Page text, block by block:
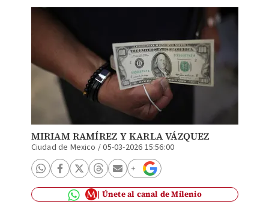
MIRIAM RAMÍREZ YKARLA VÁZQUEZ
Ciudad de Mexico /05-03-2026 15:56:00
Únete al canal de Milenio